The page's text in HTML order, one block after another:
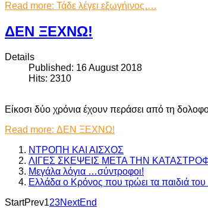
Read more: Τάδε λέγει εξωγήινος….
ΔΕΝ ΞΕΧΝΩ!
Details
Published: 16 August 2018
Hits: 2310
Είκοσι δύο χρόνια έχουν περάσει από τη
Read more: ΔΕΝ ΞΕΧΝΩ!
ΝΤΡΟΠΗ ΚΑΙ ΑΙΣΧΟΣ
ΛΙΓΕΣ ΣΚΕΨΕΙΣ ΜΕΤΑ ΤΗΝ
Μεγάλα λόγια …σύντροφοι!
Ελλάδα ο Κρόνος που τρώει τα παιδιά του
StartPrev123NextEnd